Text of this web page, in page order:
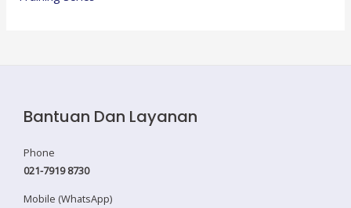
Bantuan Dan Layanan
Phone
021-7919 8730
Mobile (WhatsApp)